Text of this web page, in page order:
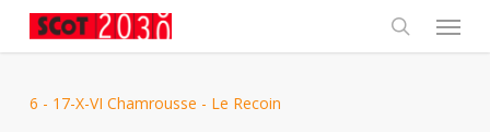
main
content search
Menu
6 - 17-X-VI Chamrousse - Le Recoin